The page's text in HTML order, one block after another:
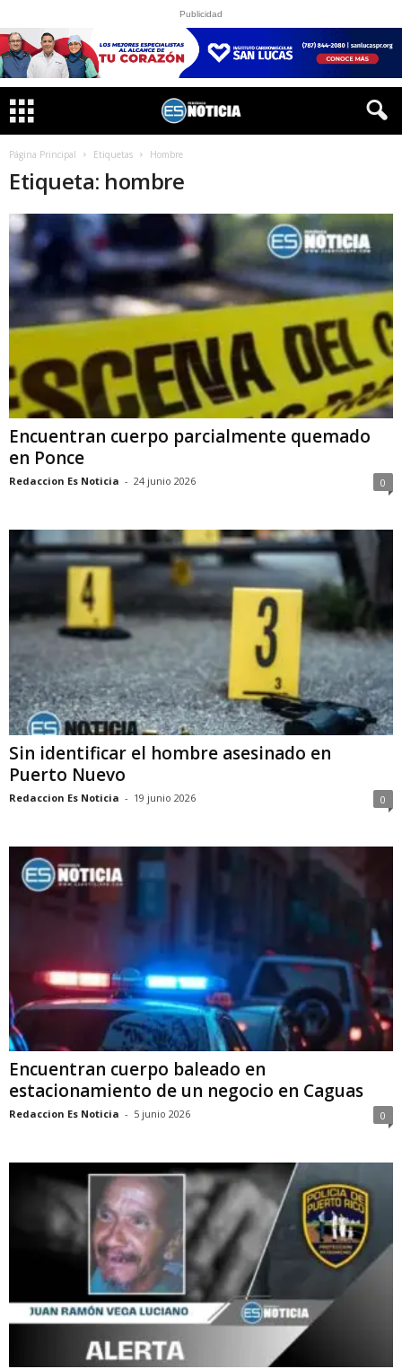
Publicidad
Página Principal Etiquetas Hombre
Etiqueta: hombre
Encuentran cuerpo parcialmente quemado
en Ponce
Redaccion Es Noticia - 24 junio 2026 0
Sin identificar el hombre asesinado en
Puerto Nuevo
Redaccion Es Noticia - 19 junio 2026 0
Encuentran cuerpo baleado en
estacionamiento de un negocio en Caguas
Redaccion Es Noticia - 5 junio 2026 0